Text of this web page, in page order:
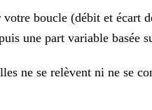
votre boucle (débit et écart
une part variable basée
ne se relèvent ni ne se